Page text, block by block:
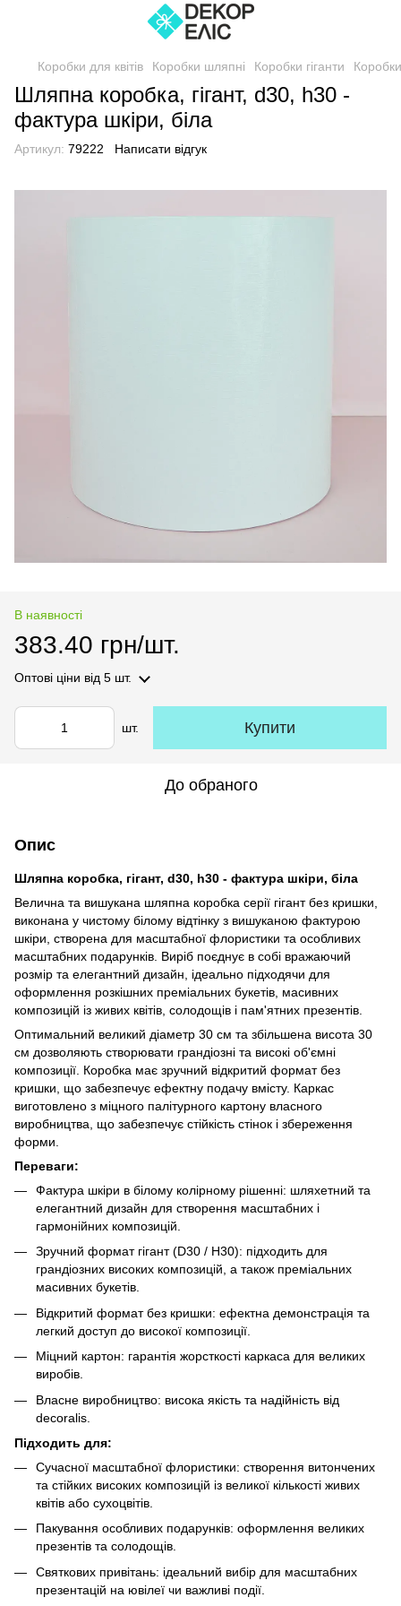
Коробки для квітів Коробки шляпні Коробки гіганти
Шляпна коробка, гігант, d30, h30 -
фактура шкіри, біла
Артикул: 79222 Написати відгук
В наявності
383.40 грн/шт.
Оптові ціни від 5 шт.
шт. Купити
До обраного
Опис
Шляпна коробка, гігант, d30, h30 - фактура шкіри, біла
Велична та вишукана шляпна коробка серії гігант без кришки,
виконана у чистому білому відтінку з вишуканою фактурою
шкіри, створена для масштабної флористики та особливих
масштабних подарунків. Виріб поєднує в собі вражаючий
розмір та елегантний дизайн, ідеально підходячи для
оформлення розкішних преміальних букетів, масивних
композицій із живих квітів, солодощів і пам'ятних презентів.
Оптимальний великий діаметр 30 см та збільшена висота 30
см дозволяють створювати грандіозні та високі об'ємні
композиції. Коробка має зручний відкритий формат без
кришки, що забезпечує ефектну подачу вмісту. Каркас
виготовлено з міцного палітурного картону власного
виробництва, що забезпечує стійкість стінок і збереження
форми.
Переваги:
Фактура шкіри в білому колірному рішенні: шляхетний та
елегантний дизайн для створення масштабних і
гармонійних композицій.
Зручний формат гігант (D30 / H30): підходить для
грандіозних високих композицій, а також преміальних
масивних букетів.
Відкритий формат без кришки: ефектна демонстрація та
легкий доступ до високої композиції.
Міцний картон: гарантія жорсткості каркаса для великих
виробів.
Власне виробництво: висока якість та надійність від
decoralis.
Підходить для:
Сучасної масштабної флористики: створення витончених
та стійких високих композицій із великої кількості живих
квітів або сухоцвітів.
Пакування особливих подарунків: оформлення великих
презентів та солодощів.
Святкових привітань: ідеальний вибір для масштабних
презентацій на ювілеї чи важливі події.